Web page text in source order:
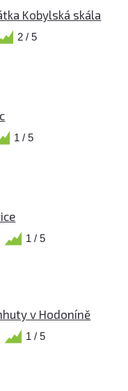
Kobylská skála
2 / 5
1 / 5
1 / 5
v Hodoníně
1 / 5